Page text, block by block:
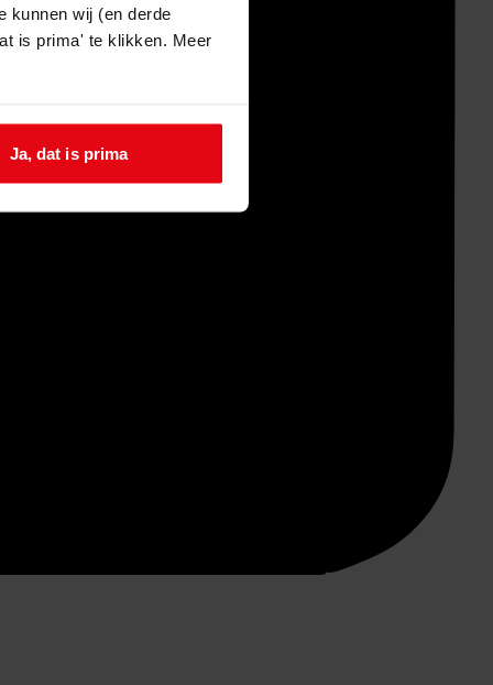
kunnen wij (en derde
is prima' te klikken. Meer
Ja, dat is prima